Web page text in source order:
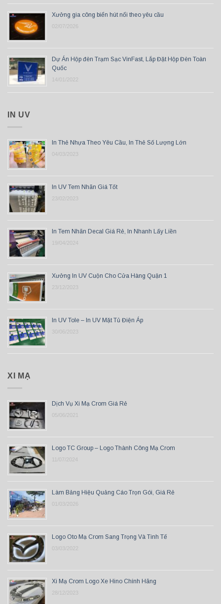
Xưởng gia công biển hút nổi theo yêu cầu
02/07/2026
Dự Án Hộp đèn Trạm Sạc VinFast, Lắp Đặt Hộp Đèn Toàn
Quốc
14/01/2022
IN UV
In Thẻ Nhựa Theo Yêu Cầu, In Thẻ Số Lượng Lớn
04/03/2023
In UV Tem Nhãn Giá Tốt
23/02/2023
In Tem Nhãn Decal Giá Rẻ, In Nhanh Lấy Liền
19/04/2024
Xưởng In UV Cuộn Cho Cửa Hàng Quận 1
23/12/2023
In UV Tole – In UV Mặt Tủ Điện Áp
30/06/2023
XI MẠ
Dịch Vụ Xi Mạ Crom Giá Rẻ
05/06/2021
Logo TC Group – Logo Thành Công Mạ Crom
11/07/2024
Làm Bảng Hiệu Quảng Cáo Trọn Gói, Giá Rẻ
01/03/2026
Logo Oto Mạ Crom Sang Trọng Và Tinh Tế
03/03/2022
Xi Mạ Crom Logo Xe Hino Chính Hãng
28/12/2023